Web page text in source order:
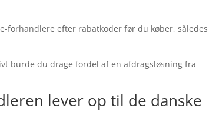
forhandlere efter rabatkoder før du køber, således
burde du drage fordel af en afdragsløsning fra
lever op til de danske